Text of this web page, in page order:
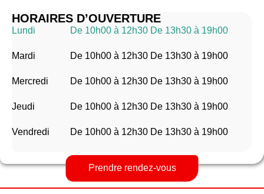
HORAIRES D’OUVERTURE
Lundi De 10h00 à 12h30 De 13h30 à 19h00
Mardi De 10h00 à 12h30 De 13h30 à 19h00
Mercredi De 10h00 à 12h30 De 13h30 à 19h00
Jeudi De 10h00 à 12h30 De 13h30 à 19h00
Vendredi De 10h00 à 12h30 De 13h30 à 19h00
Prendre rendez-vous